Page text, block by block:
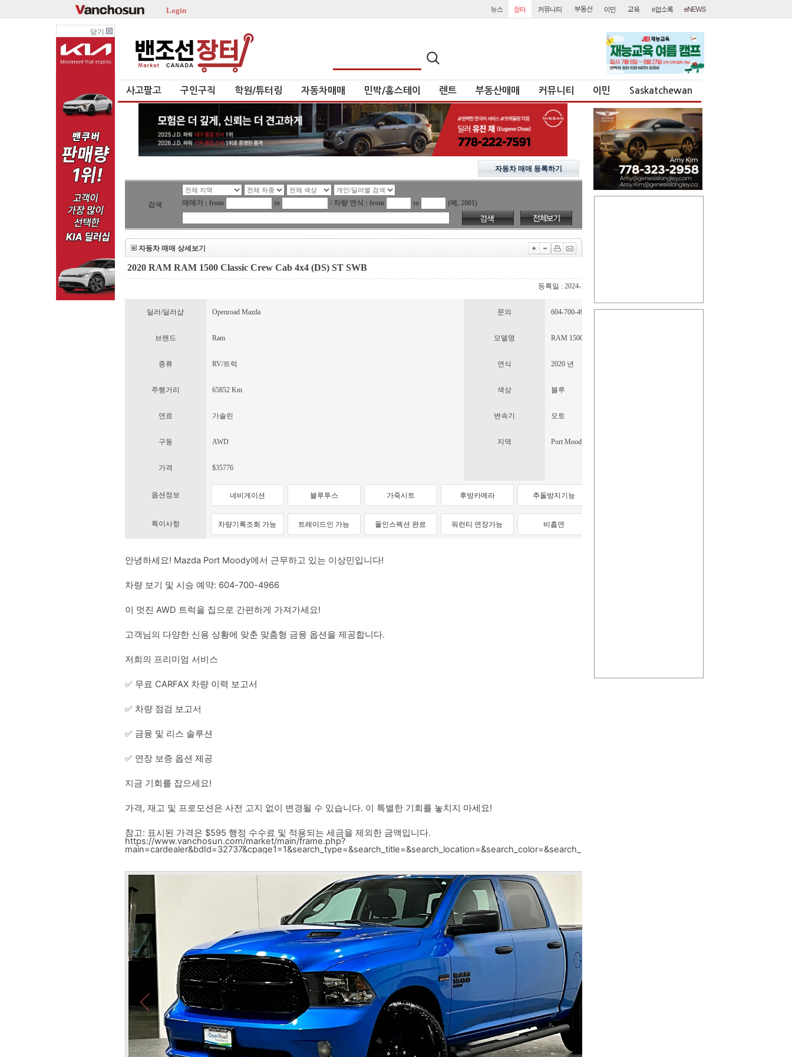
Login
닫기
사고팔고 구인구직 학원/튜터링 자동차매매 민박/홈스테이 렌트 부동산매매 커뮤니티 이민 Saskatchewan
자동차 매매 등록하기
검색 매매가 : from to / 차량 연식 : from to (예, 2001)
자동차 매매 상세보기
2020 RAM RAM 1500 Classic Crew Cab 4x4 (DS) ST SWB
등록일 : 2024-11-07 13:34 / 등록번호 : 2-32794 / 수정일 : 2025-01-07 11:50 / 조회수 :
딜러/딜러샵 Openroad Mazda 문의 604-700-4966
브랜드 Ram 모델명 RAM 1500 Classic Crew Cab 4x4 (DS) ST
종류 RV/트럭 연식 2020 년
주행거리 65852 Km 색상 블루
연료 가솔린 변속기 오토
구동 AWD 지역 Port Moody
가격 $35776
옵션정보 네비게이션 블루투스 가죽시트 후방카메라 추돌방지기능
특이사항 차량기록조회 가능 트레이드인 가능 풀인스펙션 완료 워런티 연장가능 비흡연
안녕하세요! Mazda Port Moody에서 근무하고 있는 이상민입니다!
차량 보기 및 시승 예약: 604-700-4966
이 멋진 AWD 트럭을 집으로 간편하게 가져가세요!
고객님의 다양한 신용 상황에 맞춘 맞춤형 금융 옵션을 제공합니다.
저희의 프리미엄 서비스
✅ 무료 CARFAX 차량 이력 보고서
✅ 차량 점검 보고서
✅ 금융 및 리스 솔루션
✅ 연장 보증 옵션 제공
지금 기회를 잡으세요!
가격, 재고 및 프로모션은 사전 고지 없이 변경될 수 있습니다. 이 특별한 기회를 놓치지 마세요!
참고: 표시된 가격은 $595 행정 수수료 및 적용되는 세금을 제외한 금액입니다.
https://www.vanchosun.com/market/main/frame.php?